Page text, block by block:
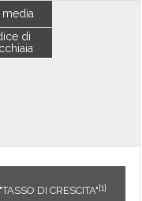
media
di
DI CRESCITA"[1]